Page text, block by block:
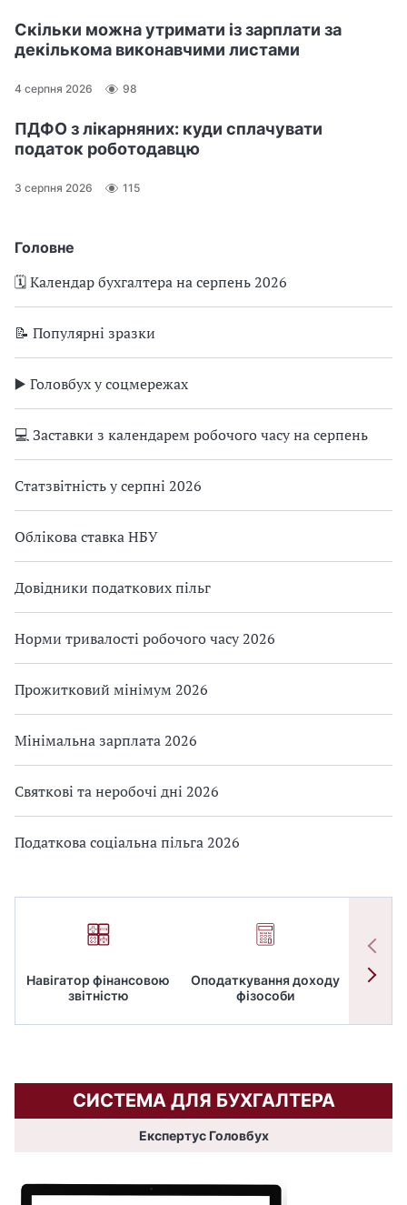
Головне
🗓️ Календар бухгалтера на серпень 2026
📝 Популярні зразки
▶️ Головбух у соцмережах
💻 Заставки з календарем робочого часу на серпень
Статзвітність у серпні 2026
Облікова ставка НБУ
Довідники податкових пільг
Норми тривалості робочого часу 2026
Прожитковий мінімум 2026
Мінімальна зарплата 2026
Святкові та неробочі дні 2026
Податкова соціальна пільга 2026
Навігатор фінансовою
звітністю
Оподаткування доходу
фізособи
Скільки можна утримати із зарплати за
декількома виконавчими листами
4 серпня 2026 98
ПДФО з лікарняних: куди сплачувати
податок роботодавцю
3 серпня 2026 115
СИСТЕМА ДЛЯ БУХГАЛТЕРА
Експертус Головбух